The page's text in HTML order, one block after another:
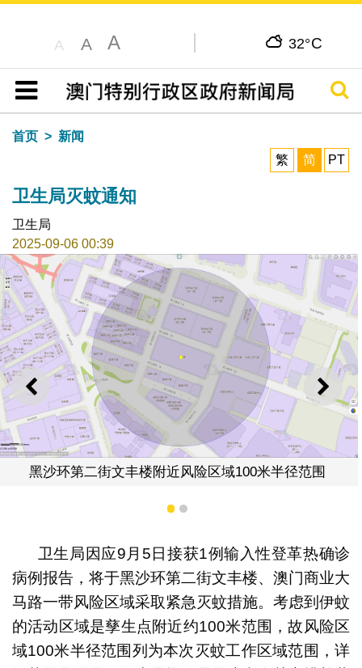
A A A 32°C
目录
搜寻
首页
新闻
繁
简 PT
卫生局灭蚊通知
卫生局
2025-09-06 00:39
上一则 下一
风险区域100米半径范围 澳门商业大马路一带
1 2
卫生局因应9月5日接获1例输入性登革热确诊
病例报告，将于黑沙环第二街文丰楼、澳门商业大
马路一带风险区域采取紧急灭蚊措施。考虑到伊蚊
的活动区域是孳生点附近约100米范围，故风险区
域100米半径范围列为本次灭蚊工作区域范围，详